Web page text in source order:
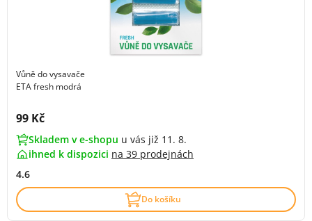
Vůně do vysavače
ETA fresh modrá
Cena s DPH:
99 Kč
Skladem v e-shopu u vás již 11. 8.
ihned k dispozici na 39 prodejnách
4.6
Do košíku